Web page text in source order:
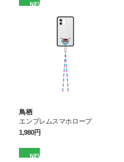
NEW
鳥栖
エンブレムスマホロープ
1,980円
NEW